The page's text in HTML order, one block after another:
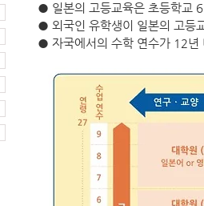
● 일본의 고등교육은 초등학교
● 외국인 유학생이 일본의 고등
● 자국에서의 수학 연수가 12년